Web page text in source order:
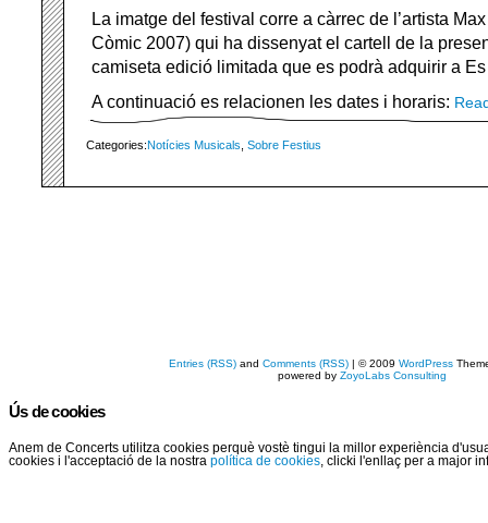
La imatge del festival corre a càrrec de l’artista
Còmic 2007) qui ha dissenyat el cartell de la
camiseta edició limitada que es podrà adquirir a
A continuació es relacionen les dates i horaris:
Categories:Notícies Musicals Sobre Festius
Entries (RSS) andComments (RSS) | © 2009WordPress
powered byZoyoLabs Consulting
Ús de cookies
Anem de Concerts utilitza cookies perquè vostè tingui la millor experiència
cookies i l'acceptació de la nostra política de cookies , clicki l'enllaç per a major